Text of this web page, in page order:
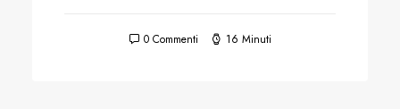
0 Commenti 16 Minuti